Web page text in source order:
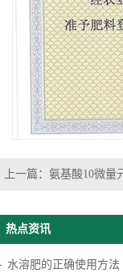
上一篇： 氨基酸10微量
热点资讯
水溶肥的正确使用方法